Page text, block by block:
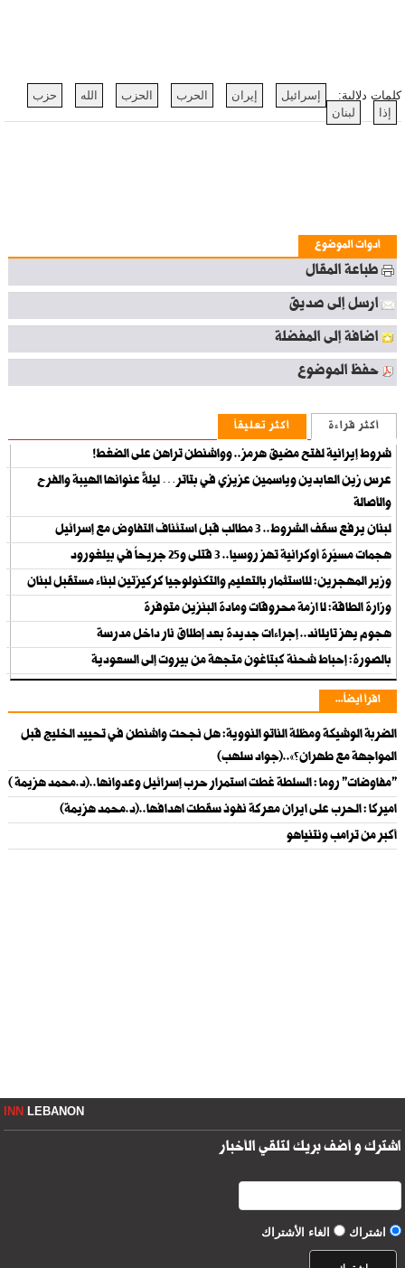
كلمات دلالية: إسرائيل إيران الحرب الحزب الله
حزب
إذا
لبنان
أدوات الموضوع
طباعة المقال
ارسل إلى صديق
اضافة إلى المفضلة
حفظ الموضوع
أكثر قراءة أكثر تعليقاً
شروط إيرانية لفتح مضيق هرمز.. وواشنطن تراهن على الضغط!
عرس زين العابدين وياسمين عزيزي في بتاتر… ليلةٌ عنوانها الهيبة والفرح
والأصالة
لبنان يرفع سقف الشروط.. 3 مطالب قبل استئناف التفاوض مع إسرائيل
هجمات مسيّرة أوكرانية تهز روسيا.. 3 قتلى و25 جريحاً في بيلغورود
وزير المهجرين: للاستثمار بالتعليم والتكنولوجيا كركيزتين لبناء مستقبل لبنان
وزارة الطاقة: لا ازمة محروقات ومادة البنزين متوفرة
هجوم يهز تايلاند.. إجراءات جديدة بعد إطلاق نار داخل مدرسة
بالصورة: إحباط شحنة كبتاغون متجهة من بيروت إلى السعودية
اقرأ أيضاً...
الضربة الوشيكة ومظلة الناتو النووية: هل نجحت واشنطن في تحييد الخليج قبل
المواجهة مع طهران؟»..(جواد سلهب)
"مفاوضات" روما : السلطة غطت استمرار حرب إسرائيل وعدوانها..(د.محمد هزيمة )
اميركا : الحرب على ايران معركة نفوذ سقطت اهدافها..(د.محمد هزيمة)
أكبر من ترامب ونتنياهو
INNLEBANON
اشترك و أضف بريك لتلقي الأخبار
اشتراك الغاء الأشتراك